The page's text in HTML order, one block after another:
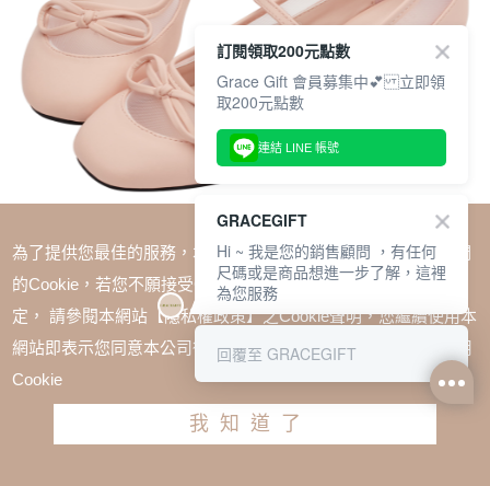
復古芭比網紗拼接芭蕾平底瑪莉珍鞋 粉
為了提供您最佳的服務，本網站會在您的電腦中放置並取用我們
的Cookie，若您不願接受Cookie時應如何變更電腦的Cookie設
定， 請參閱本網站【隱私權政策】之Cookie聲明，您繼續使用本
網站即表示您同意本公司得按本網站使用條款之Cookie聲明使用
Cookie
我知道了
訂閱領取200元點數
Grace Gift 會員募集中💕 立即領
取200元點數
連結 LINE 帳號
GRACEGIFT
Hi ~ 我是您的銷售顧問 ，有任何
尺碼或是商品想進一步了解，這裡
為您服務
回覆至 GRACEGIFT